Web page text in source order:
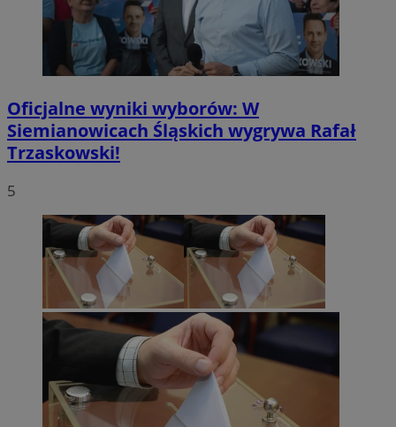
Oficjalne wyniki wyborów: W
Siemianowicach Śląskich wygrywa Rafał
Trzaskowski!
5